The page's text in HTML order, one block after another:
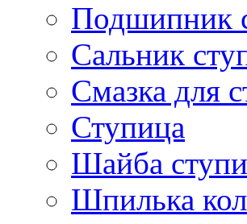
Подшипник
Сальник
Смазка для
Ступица
Шайба
Шпилька